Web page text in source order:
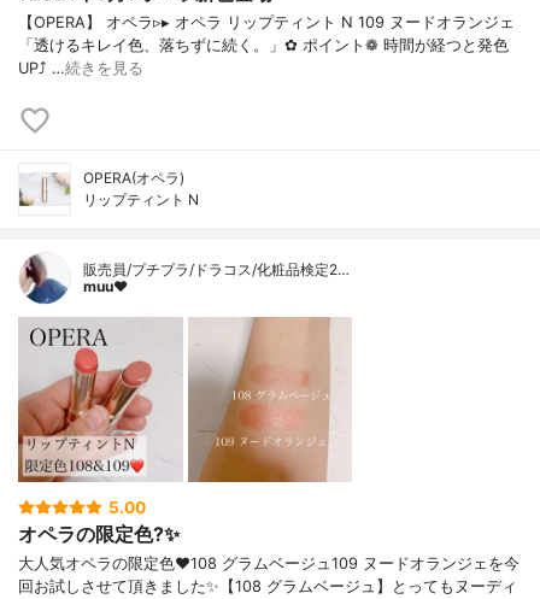
【OPERA】 オペラ▹▸ オペラ リップティント N 109 ヌードオランジェ
「透けるキレイ色、落ちずに続く。」✿ ポイント❁︎ 時間が経つと発色
UP⤴ …続きを見る
OPERA(オペラ)
リップティント N
販売員/プチプラ/ドラコス/化粧品検定2…
muu❤︎
5.00
オペラの限定色?✨
大人気オペラの限定色❤️108 グラムベージュ109 ヌードオランジェを今
回お試しさせて頂きました✨【108 グラムベージュ】とってもヌーディ